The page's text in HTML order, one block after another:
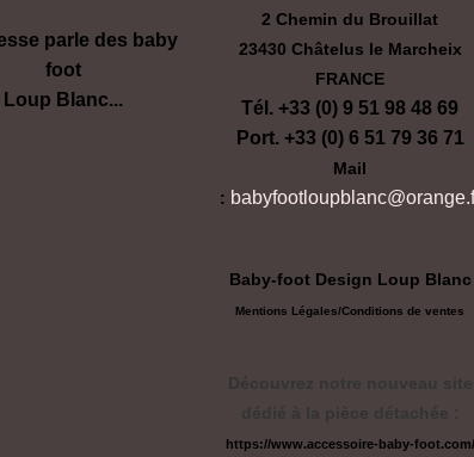
parle des baby
foot
Loup Blanc...
2 Chemin du Brouillat
23430 Châtelus le Marcheix
FRANCE
Tél. +33 (0) 9 51 98 48 69
Port. +33 (0) 6 51 79 36 71
Mail
:
Baby-foot Design Loup Blanc
Mentions Légales/Conditions de ventes
Découvrez notre nouveau site
dédié à la pièce détachée :
https://www.accessoire-baby-foot.com/